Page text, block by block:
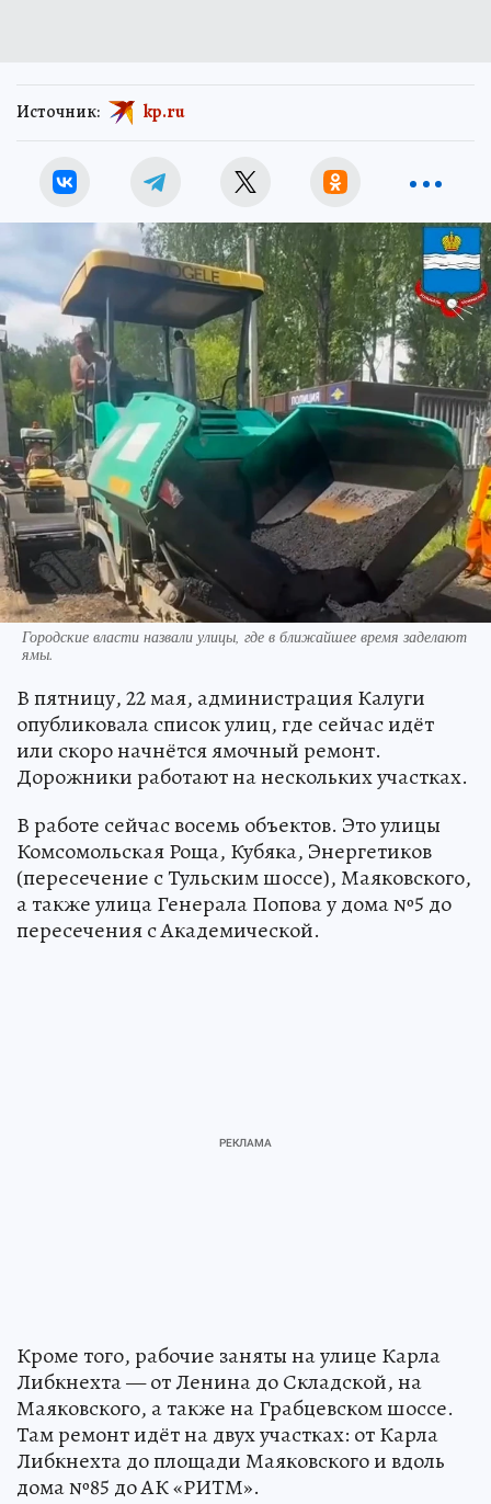
Источник: kp.ru
Городские власти назвали улицы, где в ближайшее время заделают
ямы.
В пятницу, 22 мая, администрация Калуги
опубликовала список улиц, где сейчас идёт
или скоро начнётся ямочный ремонт.
Дорожники работают на нескольких участках.
В работе сейчас восемь объектов. Это улицы
Комсомольская Роща, Кубяка, Энергетиков
(пересечение с Тульским шоссе), Маяковского,
а также улица Генерала Попова у дома №5 до
пересечения с Академической.
Кроме того, рабочие заняты на улице Карла
Либкнехта — от Ленина до Складской, на
Маяковского, а также на Грабцевском шоссе.
Там ремонт идёт на двух участках: от Карла
Либкнехта до площади Маяковского и вдоль
дома №85 до АК «РИТМ».